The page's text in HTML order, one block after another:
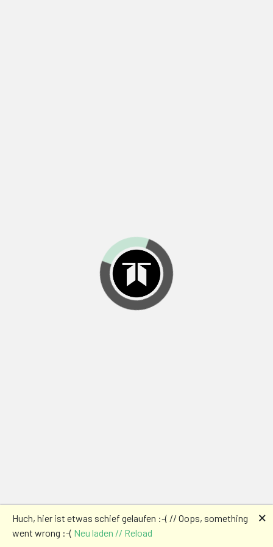
Huch, hier ist etwas schief gelaufen :-( // Oops, something
went wrong :-( Neu laden // Reload
🗙